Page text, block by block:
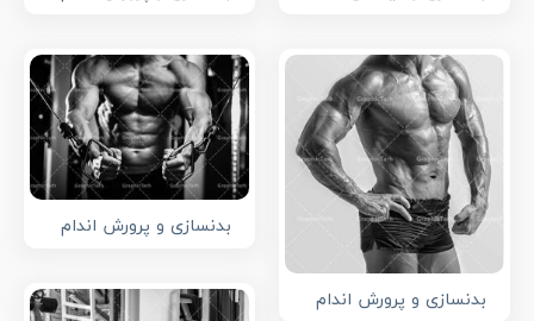
بدنسازی و پرورش اندام
بدنسازی و پرورش اندام